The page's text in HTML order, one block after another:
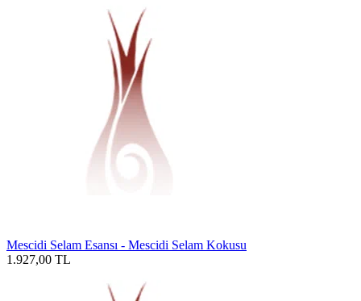
Mescidi Selam Esansı - Mescidi Selam Kokusu
1.927,00 TL